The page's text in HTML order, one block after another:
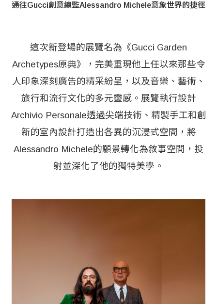
通往Gucci創意總監Alessandro Michele意象世界的捷徑
這次新登場的展覽名為《Gucci Garden
Archetypes原典》，完美重現他上任以來那些令
人印象深刻廣告的精采紛呈，以及音樂、藝術、
旅行和流行文化的多元靈感。展覽執行設計
Archivio Personale透過尖端技術、精製手工和創
新的室內設計打造出各異的沉浸式空間，將
Alessandro Michele的願景轉化為敘事空間，投
射並深化了他的獨特美學。